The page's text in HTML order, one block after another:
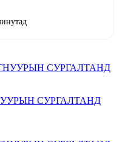
СУРГАЛТАНД